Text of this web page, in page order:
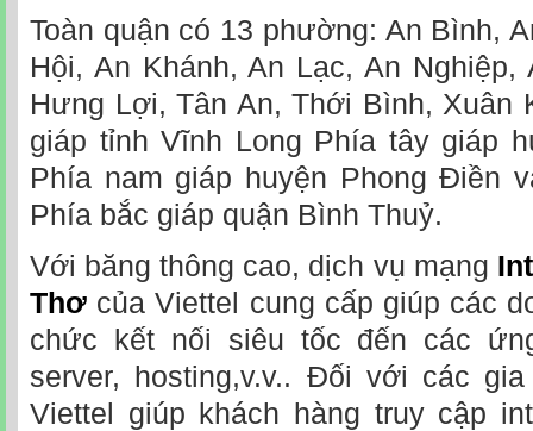
Toàn quận có 13 phường: An Bình,
Hội, An Khánh, An Lạc, An Nghiệp,
Hưng Lợi, Tân An, Thới Bình, Xuân
giáp tỉnh Vĩnh Long Phía tây giáp
Phía nam giáp huyện Phong Điền
Phía bắc giáp quận Bình Thuỷ.
Với băng thông cao, dịch vụ mạng
Thơ của Viettel cung cấp giúp các
chức kết nối siêu tốc đến các
server, hosting,v.v.. Đối với các
Viettel giúp khách hàng truy cập